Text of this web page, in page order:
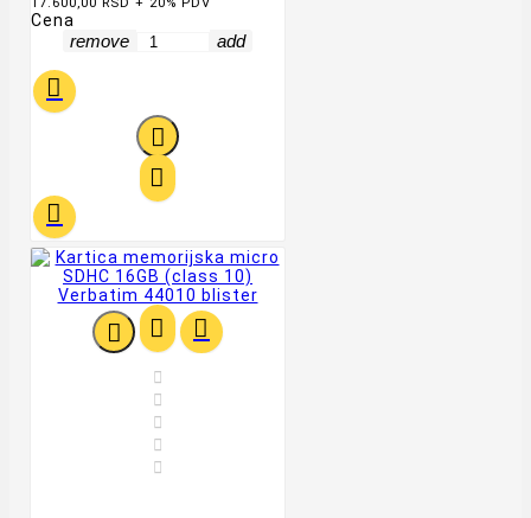
Cena
remove add




  




